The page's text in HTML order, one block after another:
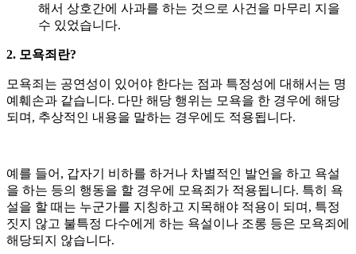
해서 상호간에 사과를 하는 것으로 사건을 마무리 지을
수 있었습니다.
2. 모욕죄란?
모욕죄는 공연성이 있어야 한다는 점과 특정성에 대해서는 명
예훼손과 같습니다. 다만 해당 행위는 모욕을 한 경우에 해당
되며, 추상적인 내용을 말하는 경우에도 적용됩니다.
예를 들어, 갑자기 비하를 하거나 차별적인 발언을 하고 욕설
을 하는 등의 행동을 할 경우에 모욕죄가 적용됩니다. 특히 욕
설을 할 때는 누군가를 지칭하고 지목해야 적용이 되며, 특정
짓지 않고 불특정 다수에게 하는 욕설이나 조롱 등은 모욕죄에
해당되지 않습니다.